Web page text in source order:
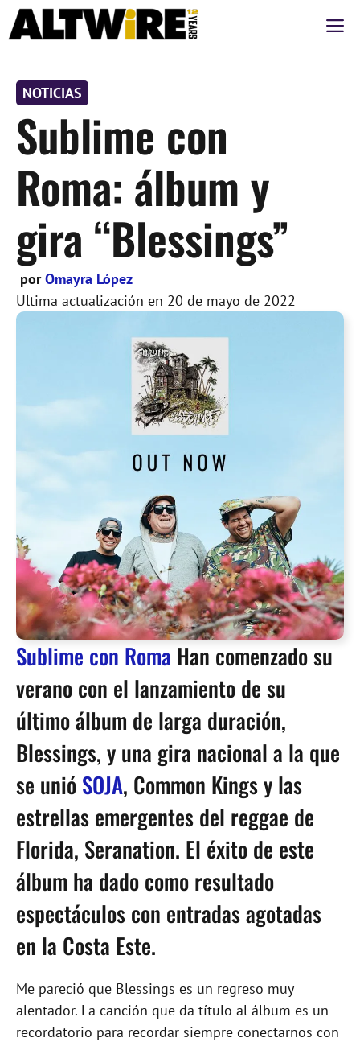
Saltar
al
NOTICIAS
Sublime con
Roma: álbum y
gira “Blessings”
porOmayra López
Ultima actualización en 20 de mayo de 2022
Sublime con Roma Han comenzado su
verano con el lanzamiento de su
último álbum de larga duración,
Blessings, y una gira nacional a la que
se unió SOJA, Common Kings y las
estrellas emergentes del reggae de
Florida, Seranation. El éxito de este
álbum ha dado como resultado
espectáculos con entradas agotadas
en la Costa Este.
Me pareció que Blessings es un regreso muy
alentador. La canción que da título al álbum es un
recordatorio para recordar siempre conectarnos con